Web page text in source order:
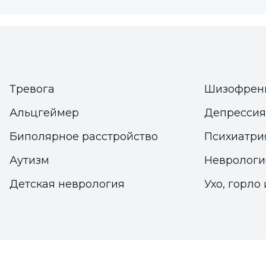
есть разделение своей жизни с кем-то, с кем
"принадлежность", то есть ощущение себя
человека". Демирсой заявил, что ситуации,
Демирсой сказал: "Если существует разрыв
супругами, то тот факт, что эти потребности
использованию интернета и социальных
"Человек, который чувствует себя одиноким,
разорваны, испытывает чувство одиночества
Тревога
Альцгеймер
Биполярное расстройство
Аутизм
Детская неврология
Депрессия
Ухо, горло